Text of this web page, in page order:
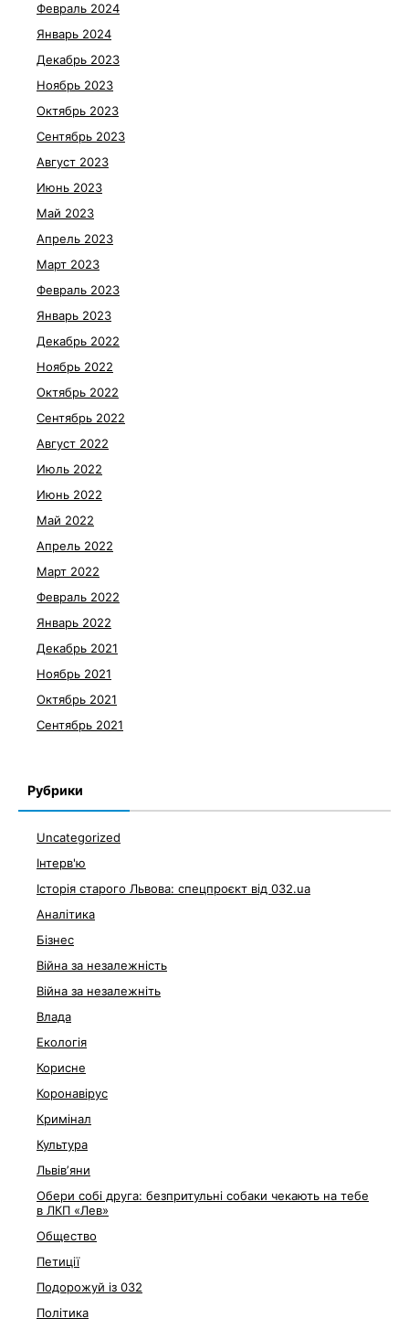
Февраль 2024
Январь 2024
Декабрь 2023
Ноябрь 2023
Октябрь 2023
Сентябрь 2023
Август 2023
Июнь 2023
Май 2023
Апрель 2023
Март 2023
Февраль 2023
Январь 2023
Декабрь 2022
Ноябрь 2022
Октябрь 2022
Сентябрь 2022
Август 2022
Июль 2022
Июнь 2022
Май 2022
Апрель 2022
Март 2022
Февраль 2022
Январь 2022
Декабрь 2021
Ноябрь 2021
Октябрь 2021
Сентябрь 2021
Рубрики
Uncategorized
Інтерв'ю
Історія старого Львова: спецпроєкт від 032.ua
Аналітика
Бізнес
Війна за незалежність
Війна за незалежніть
Влада
Екологія
Корисне
Коронавірус
Кримінал
Культура
Львівʼяни
Обери собі друга: безпритульні собаки чекають на тебе
в ЛКП «Лев»
Общество
Петиції
Подорожуй із 032
Політика